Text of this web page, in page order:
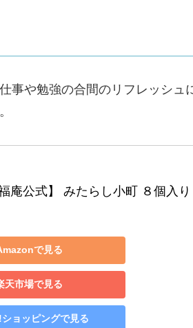
事や勉強の合間のリフレッシュ
庵公式】 みたらし小町 ８個入り
で見る
天市場で見る
ョッピングで見る